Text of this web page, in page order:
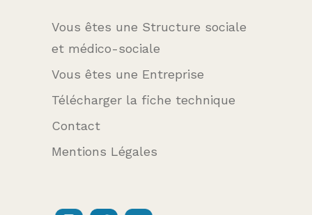
Vous êtes une Structure sociale
et médico-sociale
Vous êtes une Entreprise
Télécharger la fiche technique
Contact
Mentions Légales